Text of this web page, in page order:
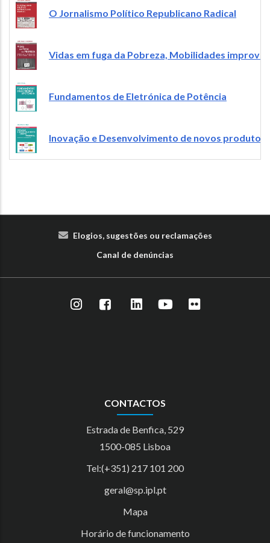
ImageO Jornalismo Político Republicano Radical
ImageVidas em fuga da Pobreza, Mobilidades
ImageFundamentos de Eletrónica de Potência
ImageInovação e Desenvolvimento de novos
Elogios, sugestões ou reclamações
Canal de denúncias
CONTACTOS
Estrada de Benfica, 529
1500-085 Lisboa
Tel:(+351) 217 101 200
geral@sp.ipl.pt
Mapa
Horário de funcionamento